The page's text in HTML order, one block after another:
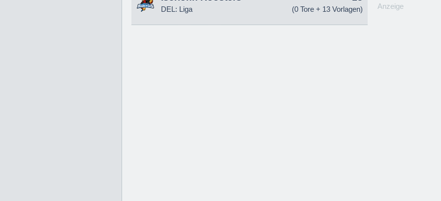
DEL: Liga (0 Tore + 13 Vorlagen) Anzeige